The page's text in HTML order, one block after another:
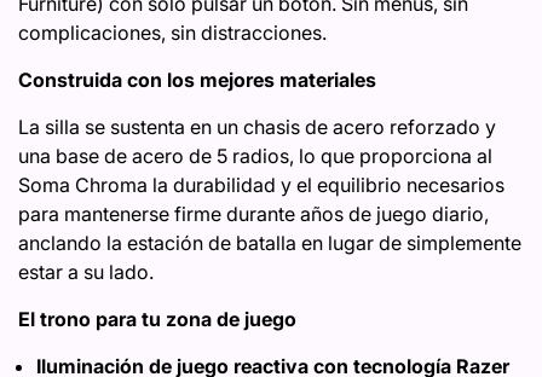
complicaciones, sin distracciones.
Construida con los mejores materiales
La silla se sustenta en un chasis de acero reforzado y
una base de acero de 5 radios, lo que proporciona al
Soma Chroma la durabilidad y el equilibrio necesarios
para mantenerse firme durante años de juego diario,
anclando la estación de batalla en lugar de simplemente
estar a su lado.
El trono para tu zona de juego
Iluminación de juego reactiva con tecnología Razer